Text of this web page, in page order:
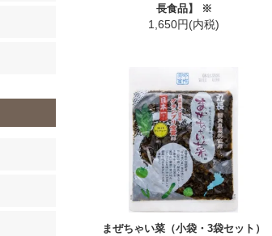
長食品】 ※
1,650円(内税)
まぜちゃい菜（小袋・3袋セット）